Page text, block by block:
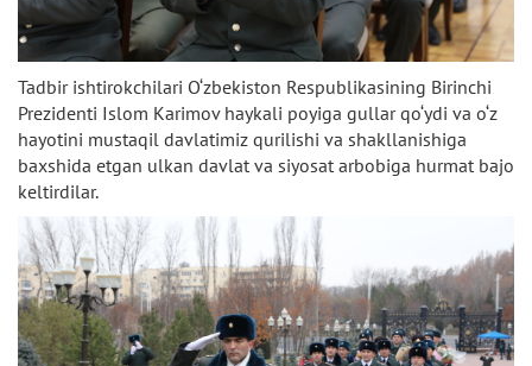
Tadbir ishtirokchilari O‘zbekiston Respublikasining Birinchi
Prezidenti Islom Karimov haykali poyiga gullar qo‘ydi va o‘z
hayotini mustaqil davlatimiz qurilishi va shakllanishiga
baxshida etgan ulkan davlat va siyosat arbobiga hurmat bajo
keltirdilar.